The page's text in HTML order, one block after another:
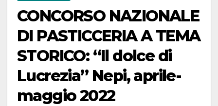
CONCORSO NAZIONALE
DI PASTICCERIA A TEMA
STORICO: “Il dolce di
Lucrezia” Nepi, aprile-
maggio 2022